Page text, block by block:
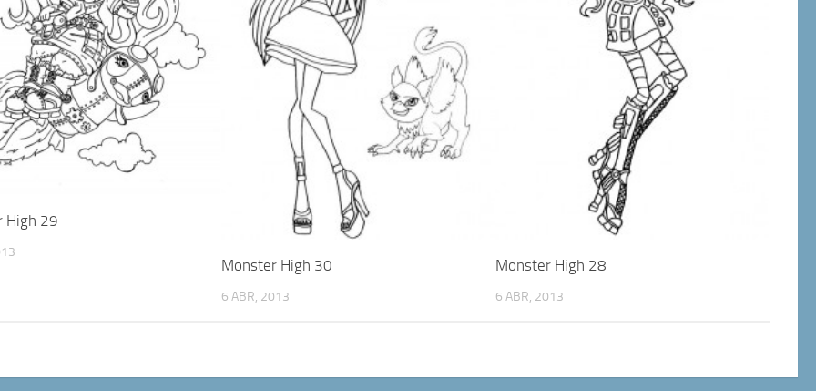
High 29
Monster High 30
6 ABR, 2013
Monster High 28
6 ABR, 2013